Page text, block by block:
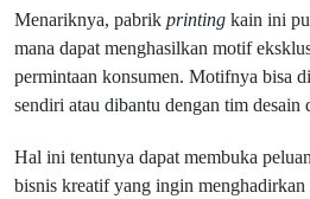
Menariknya, pabrik printing kain ini
mana dapat menghasilkan motif
permintaan konsumen. Motifnya bisa
sendiri atau dibantu dengan tim desain
Hal ini tentunya dapat membuka
bisnis kreatif yang ingin